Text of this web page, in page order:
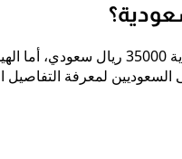
لمعرفة التفاصيل